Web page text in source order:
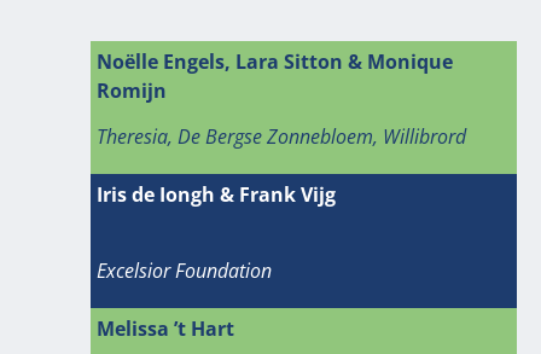
Noëlle Engels, Lara Sitton & Monique
Romijn
Theresia, De Bergse Zonnebloem, Willibrord
Iris de Iongh & Frank Vijg
Excelsior Foundation
Melissa ’t Hart